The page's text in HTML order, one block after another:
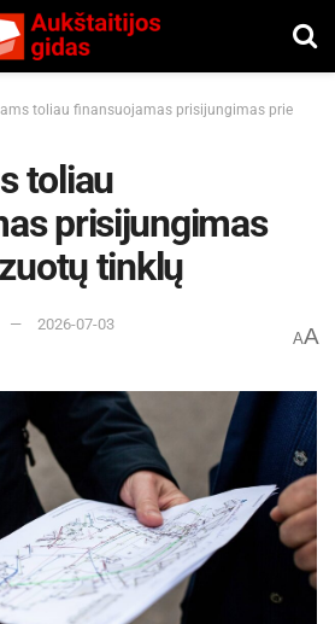
toliau finansuojamas prisijungimas prie
toliau
prisijungimas
tinklų
2026-07-03
AA